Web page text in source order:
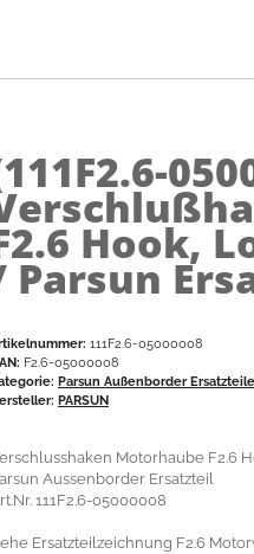
Hook,
Parsun
111F2.6-05000008
F2.6-05000008
Parsun Außenborder Ersatzteile
PARSUN
Motorhaube F2.6
Aussenborder Ersatzteil
111F2.6-05000008
Ersatzteilzeichnung F2.6